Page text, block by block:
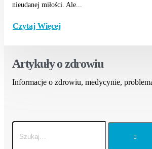
nieudanej miłości. Ale...
Czytaj Więcej
Artykuły o zdrowiu
Informacje o zdrowiu, medycynie,